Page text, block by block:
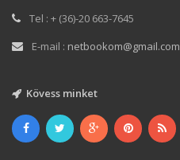
Tel : + (36)-20 663-7645
E-mail : netbookom@gmail.com
Kövess minket